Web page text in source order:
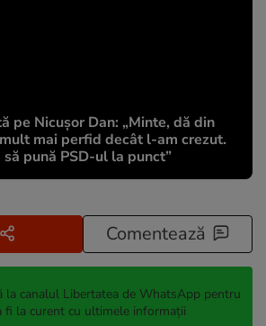
pe Nicușor Dan: „Minte, dă din
mai perfid decât l-am crezut.
pună PSD-ul la punct”
Comentează
la canalul Libertatea de WhatsApp pentru
fi la curent cu ultimele informații